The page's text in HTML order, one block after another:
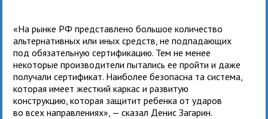
«На рынке РФ представлено большое количество
альтернативных или иных средств, не подпадающих
под обязательную сертификацию. Тем не менее
некоторые производители пытались ее пройти и даже
получали сертификат. Наиболее безопасна та система,
которая имеет жесткий каркас и развитую
конструкцию, которая защитит ребенка от ударов
во всех направлениях», — сказал Денис Загарин.